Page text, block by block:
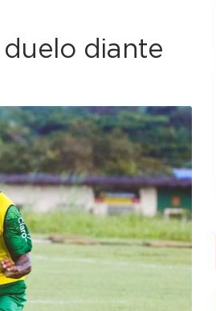
diante